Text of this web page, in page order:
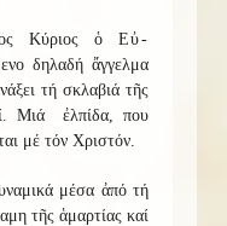
Κύριος ὁ Εὐ-
δηλαδή ἄγγελμα
τή σκλαβιά τῆς
Μιά ἐλπίδα, που
μέ τόν Χριστόν.
μέσα ἀπό τή
τῆς ἁμαρτίας καί